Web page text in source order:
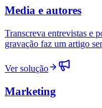
Media e autores
Transcreva entrevistas e
gravação faz um artigo
Ver solução
Marketing